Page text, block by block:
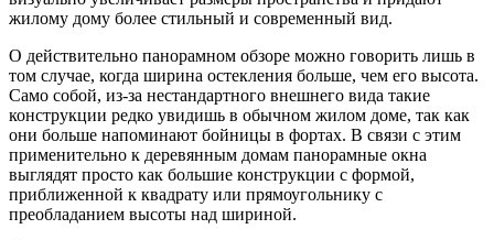
жилому дому более стильный и современный вид.
О действительно панорамном обзоре можно говорить лишь в
том случае, когда ширина остекления больше, чем его высота.
Само собой, из-за нестандартного внешнего вида такие
конструкции редко увидишь в обычном жилом доме, так как
они больше напоминают бойницы в фортах. В связи с этим
применительно к деревянным домам панорамные окна
выглядят просто как большие конструкции с формой,
приближенной к квадрату или прямоугольнику с
преобладанием высоты над шириной.